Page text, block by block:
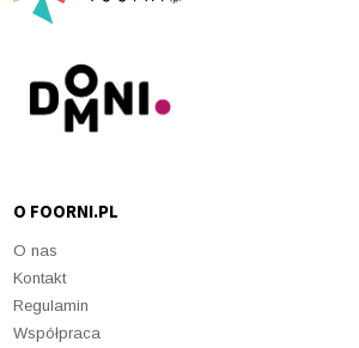
O FOORNI.PL
O nas
Kontakt
Regulamin
Współpraca